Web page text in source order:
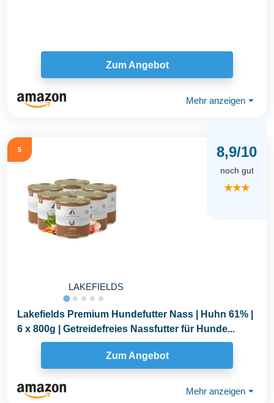
Zum Angebot
Mehr anzeigen ⏷
5
LAKEFIELDS
8,9/10
noch gut
★★★
Lakefields Premium Hundefutter Nass | Huhn 61% |
6 x 800g | Getreidefreies Nassfutter für Hunde...
Zum Angebot
Mehr anzeigen ⏷